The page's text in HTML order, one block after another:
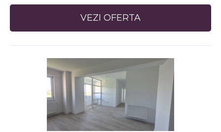
VEZI OFERTA